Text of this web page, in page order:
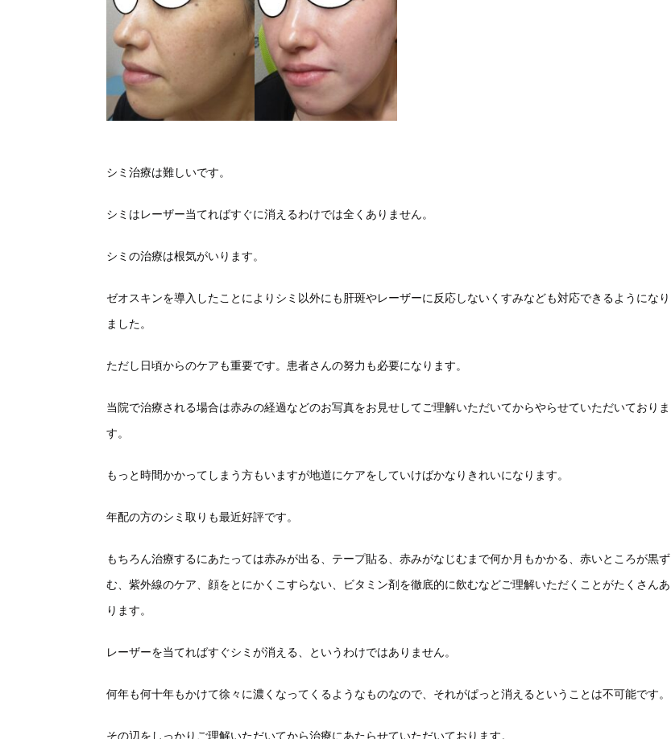
シミ治療は難しいです。
シミはレーザー当てればすぐに消えるわけでは全くありません。
シミの治療は根気がいります。
ゼオスキンを導入したことによりシミ以外にも肝斑やレーザーに反応しないくすみなども対応できるようになり
ました。
ただし日頃からのケアも重要です。患者さんの努力も必要になります。
当院で治療される場合は赤みの経過などのお写真をお見せしてご理解いただいてからやらせていただいておりま
す。
もっと時間かかってしまう方もいますが地道にケアをしていけばかなりきれいになります。
年配の方のシミ取りも最近好評です。
もちろん治療するにあたっては赤みが出る、テープ貼る、赤みがなじむまで何か月もかかる、赤いところが黒ず
む、紫外線のケア、顔をとにかくこすらない、ビタミン剤を徹底的に飲むなどご理解いただくことがたくさんあ
ります。
レーザーを当てればすぐシミが消える、というわけではありません。
何年も何十年もかけて徐々に濃くなってくるようなものなので、それがぱっと消えるということは不可能です。
その辺をしっかりご理解いただいてから治療にあたらせていただいております。